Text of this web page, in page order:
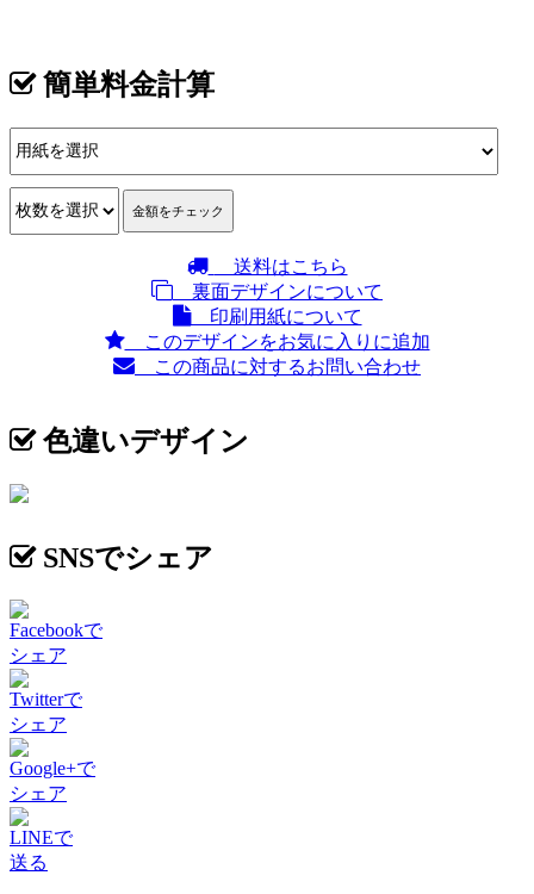
簡単料金計算
送料はこちら
裏面デザインについて
印刷用紙について
このデザインをお気に入りに追加
この商品に対するお問い合わせ
色違いデザイン
SNSでシェア
Facebookで
シェア
Twitterで
シェア
Google+で
シェア
LINEで
送る